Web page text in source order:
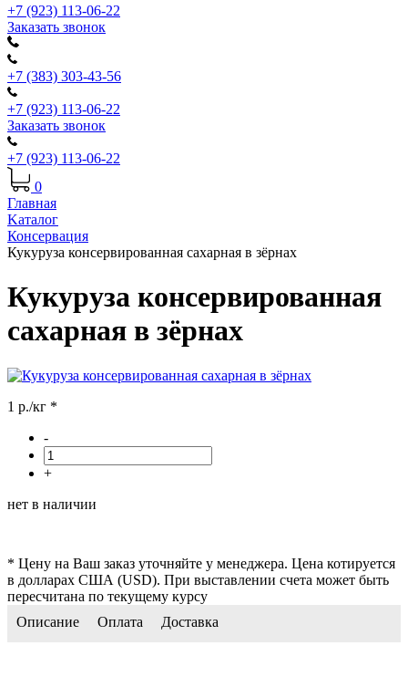
+7 (923) 113-06-22
Заказать звонок
+7 (383) 303-43-56
+7 (923) 113-06-22
Заказать звонок
+7 (923) 113-06-22
0
Главная
Kаталог
Консервация
Кукуруза консервированная сахарная в зёрнах
Кукуруза консервированная
сахарная в зёрнах
1 р./кг *
-
+
нет в наличии
* Цену на Ваш заказ уточняйте у менеджера. Цена котируется
в долларах США (USD). При выставлении счета может быть
пересчитана по текущему курсу
Описание
Оплата Доставка